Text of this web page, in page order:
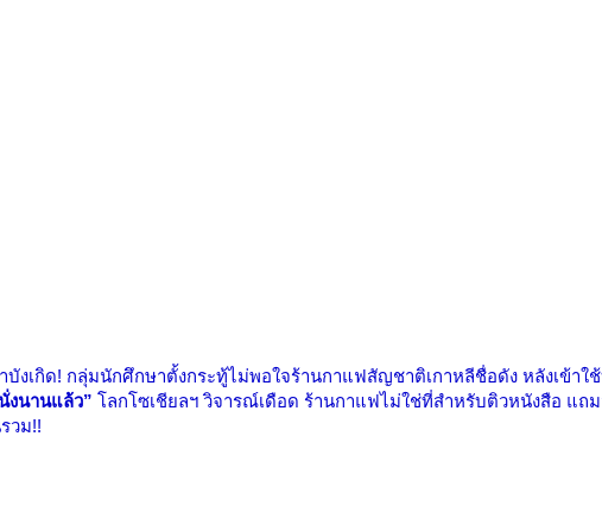
บังเกิด! กลุ่มนักศึกษาตั้งกระทู้ไม่พอใจร้านกาแฟสัญชาติเกาหลีชื่อดัง หลังเข้าใ
งนานแล้ว” โลกโซเชียลฯ วิจารณ์เดือด ร้านกาแฟไม่ใช่ที่สำหรับติวหนังสือ แถม
วม!!